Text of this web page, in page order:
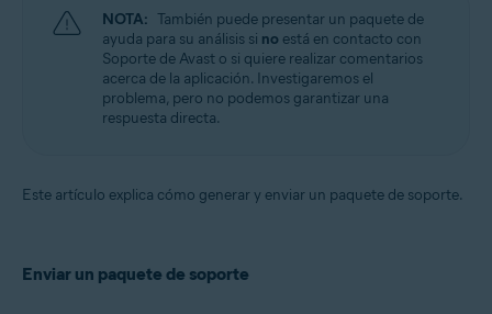
Apple Mac OS X 10.11.x (El Capitan)
NOTA: También puede presentar un paquete de
ayuda para su análisis si no está en contacto con
Soporte de Avast o si quiere realizar comentarios
acerca de la aplicación. Investigaremos el
problema, pero no podemos garantizar una
respuesta directa.
Este artículo explica cómo generar y enviar un paquete de soporte.
Enviar un paquete de soporte